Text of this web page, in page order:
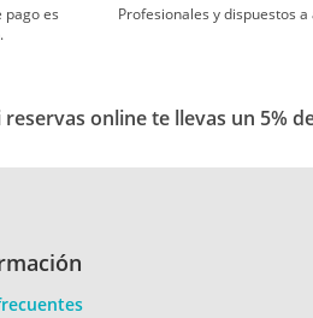
pago es
Profesionales y dispuestos a
reservas online te llevas un 5%